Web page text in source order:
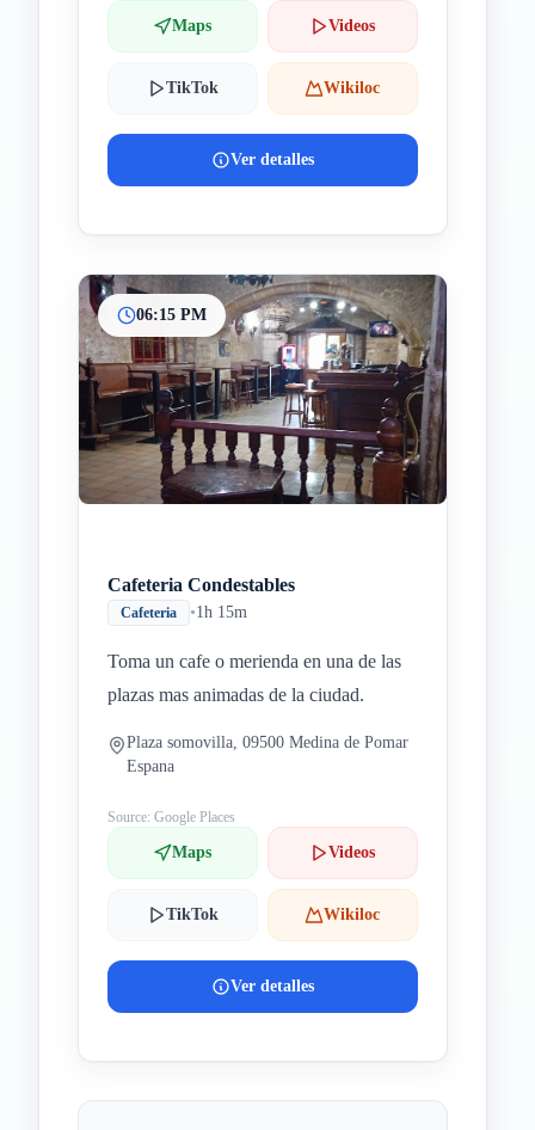
Maps Videos
TikTok Wikiloc
Ver detalles
06:15 PM
Cafeteria Condestables
Cafeteria •1h 15m
Toma un cafe o merienda en una de las
plazas mas animadas de la ciudad.
Plaza somovilla, 09500 Medina de Pomar
Espana
Source: Google Places
Maps Videos
TikTok Wikiloc
Ver detalles